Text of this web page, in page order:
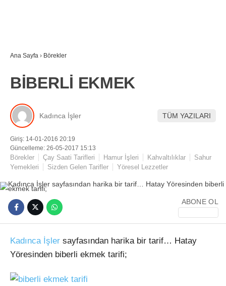
Ana Sayfa › Börekler
BİBERLİ EKMEK
Kadınca İşler TÜM YAZILARI
Giriş: 14-01-2016 20:19
Güncelleme: 26-05-2017 15:13
Börekler Çay Saati Tarifleri Hamur İşleri Kahvaltılıklar
Sahur
Yemekleri
Sizden Gelen Tarifler Yöresel Lezzetler
ABONE OL
Kadınca İşler sayfasından harika bir tarif… Hatay
Yöresinden biberli ekmek tarifi;